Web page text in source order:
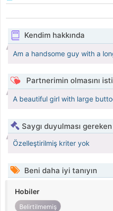
Kendim hakkında
Am a handsome guy with a
Partnerimin olmasını
A beautiful girl with large
Saygı duyulması
Özelleştirilmiş kriter yok
Beni daha iyi tanıyın
Hobiler
Belirtilmemiş